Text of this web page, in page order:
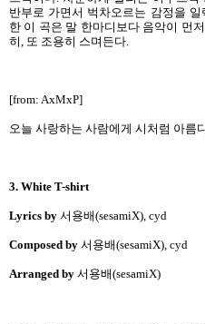
반부로 가면서 벅차오르는 감정을
한 이 곡은 말 한마디보다 음악이 먼
히, 또 조용히 스며든다.
[from: AxMxP]
오늘 사랑하는 사람에게 시처럼 아름
3. White T-shirt
Lyrics by 서용배(sesamiX), cyd
Composed by 서용배(sesamiX), cyd
Arranged by 서용배(sesamiX)